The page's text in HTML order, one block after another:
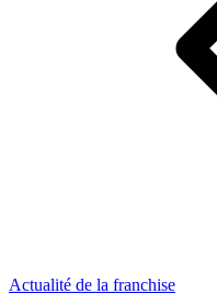
Actualité de la franchise